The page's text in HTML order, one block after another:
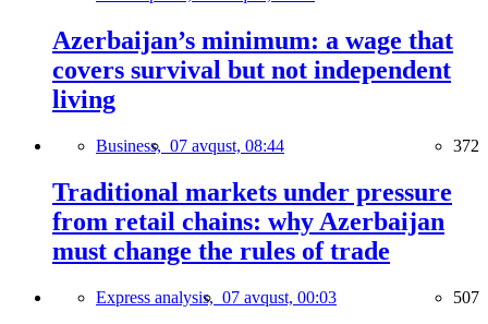
Azerbaijan’s minimum: a wage that
covers survival but not independent
living
Business, 07 avqust, 08:44 372
Traditional markets under pressure
from retail chains: why Azerbaijan
must change the rules of trade
Express analysis, 07 avqust, 00:03 507